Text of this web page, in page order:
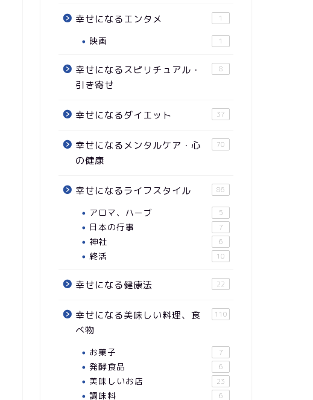
幸せになるエンタメ 1
映画 1
幸せになるスピリチュアル・
引き寄せ
8
幸せになるダイエット 37
幸せになるメンタルケア・心
の健康
70
幸せになるライフスタイル 86
アロマ、ハーブ 5
日本の行事 7
神社 6
終活 10
幸せになる健康法 22
幸せになる美味しい料理、食
べ物
110
お菓子 7
発酵食品 6
美味しいお店 23
調味料 6